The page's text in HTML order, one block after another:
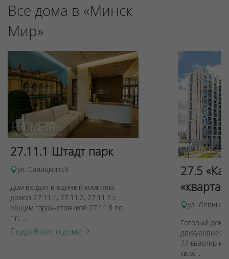
Все дома в «Минск
Мир»
27.11.1 Штадт парк
ул. Савицкого,9
Дом входит в единый комплекс
домов 27.11.1, 27.11.2, 27.11.3 с
общим гараж-стоянкой 27.11.8 по
г.п. ...
Подробнее о доме
27.5
ул. Левина,
Готовый дом
77 квартир
кв.м. ...